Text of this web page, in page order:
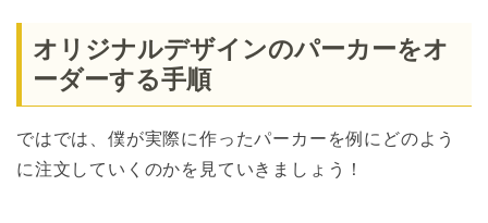
オリジナルデザインのパーカーをオ
ーダーする手順
ではでは、僕が実際に作ったパーカーを例にどのよう
に注文していくのかを見ていきましょう！